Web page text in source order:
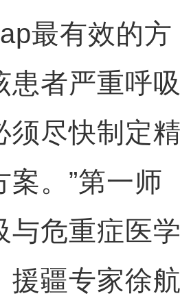
最有效的方
患者严重呼吸
须尽快制定精
案。”第一师
与危重症医学
援疆专家徐航